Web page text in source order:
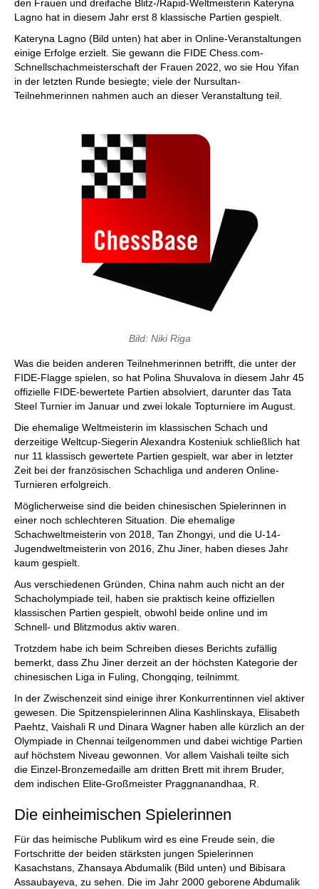
den Frauen und dreifache Blitz-/Rapid-Weltmeisterin Kateryna
Lagno hat in diesem Jahr erst 8 klassische Partien gespielt.
Kateryna Lagno (Bild unten) hat aber in Online-Veranstaltungen
einige Erfolge erzielt. Sie gewann die FIDE Chess.com-
Schnellschachmeisterschaft der Frauen 2022, wo sie Hou Yifan
in der letzten Runde besiegte; viele der Nursultan-
Teilnehmerinnen nahmen auch an dieser Veranstaltung teil.
Bild: Niki Riga
Was die beiden anderen Teilnehmerinnen betrifft, die unter der
FIDE-Flagge spielen, so hat Polina Shuvalova in diesem Jahr 45
offizielle FIDE-bewertete Partien absolviert, darunter das Tata
Steel Turnier im Januar und zwei lokale Topturniere im August.
Die ehemalige Weltmeisterin im klassischen Schach und
derzeitige Weltcup-Siegerin Alexandra Kosteniuk schließlich hat
nur 11 klassisch gewertete Partien gespielt, war aber in letzter
Zeit bei der französischen Schachliga und anderen Online-
Turnieren erfolgreich.
Möglicherweise sind die beiden chinesischen Spielerinnen in
einer noch schlechteren Situation. Die ehemalige
Schachweltmeisterin von 2018, Tan Zhongyi, und die U-14-
Jugendweltmeisterin von 2016, Zhu Jiner, haben dieses Jahr
kaum gespielt.
Aus verschiedenen Gründen, China nahm auch nicht an der
Schacholympiade teil, haben sie praktisch keine offiziellen
klassischen Partien gespielt, obwohl beide online und im
Schnell- und Blitzmodus aktiv waren.
Trotzdem habe ich beim Schreiben dieses Berichts zufällig
bemerkt, dass Zhu Jiner derzeit an der höchsten Kategorie der
chinesischen Liga in Fuling, Chongqing, teilnimmt.
In der Zwischenzeit sind einige ihrer Konkurrentinnen viel aktiver
gewesen. Die Spitzenspielerinnen Alina Kashlinskaya, Elisabeth
Paehtz, Vaishali R und Dinara Wagner haben alle kürzlich an der
Olympiade in Chennai teilgenommen und dabei wichtige Partien
auf höchstem Niveau gewonnen. Vor allem Vaishali teilte sich
die Einzel-Bronzemedaille am dritten Brett mit ihrem Bruder,
dem indischen Elite-Großmeister Praggnanandhaa, R.
Die einheimischen Spielerinnen
Für das heimische Publikum wird es eine Freude sein, die
Fortschritte der beiden stärksten jungen Spielerinnen
Kasachstans, Zhansaya Abdumalik (Bild unten) und Bibisara
Assaubayeva, zu sehen. Die im Jahr 2000 geborene Abdumalik